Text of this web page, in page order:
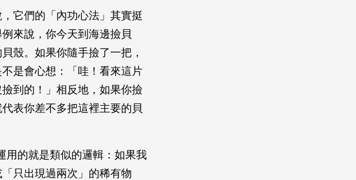
它們的「內功心法」其實挺
來說，你今天到海邊撿貝
殼。如果你隨手撿了一把，
是會心想：「哇！看來這片
到的！」相反地，如果你撿
表你差不多把這裡主要的貝
用的就是類似的邏輯：如果我
只出現過兩次」的稀有物